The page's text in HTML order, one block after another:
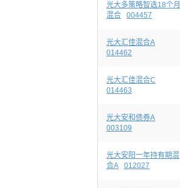
光大多策略智选18个月
混合
004457
光大汇佳混合A
014462
光大汇佳混合C
014463
光大安和债券A
003109
光大安阳一年持有期混
合A
012027